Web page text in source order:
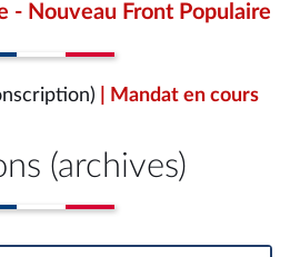
- Nouveau Front Populaire
| Mandat en cours
(archives)